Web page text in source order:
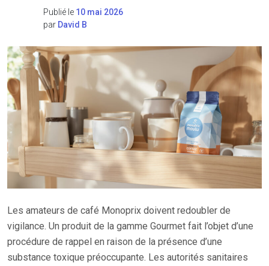
Publié le 10 mai 2026
par David B
Les amateurs de café Monoprix doivent redoubler de
vigilance. Un produit de la gamme Gourmet fait l’objet d’une
procédure de rappel en raison de la présence d’une
substance toxique préoccupante. Les autorités sanitaires